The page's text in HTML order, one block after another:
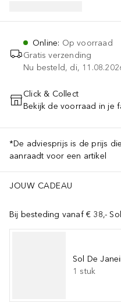
Online: Op voorraad
Gratis verzending
Nu besteld, di,
VOEG TOE
Click & Collect
Bekijk de voorraad in je
*De adviesprijs is de prijs
aanraadt voor een artikel
JOUW CADEAU
Bij besteding vanaf € 38,-
Sol De
1 stuk